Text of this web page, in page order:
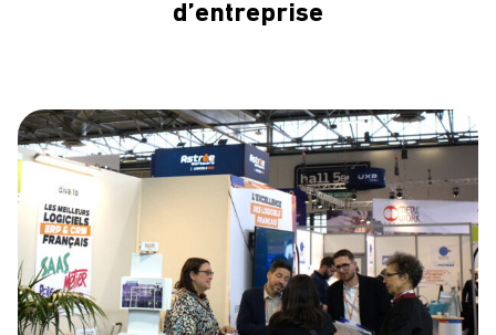
d’entreprise